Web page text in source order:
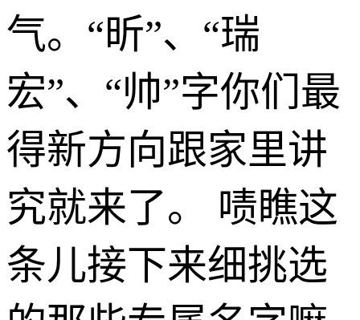
气。“昕”、“瑞
宏”、“帅”字你们最
得新方向跟家里讲
究就来了。 啧瞧这
条儿接下来细挑选